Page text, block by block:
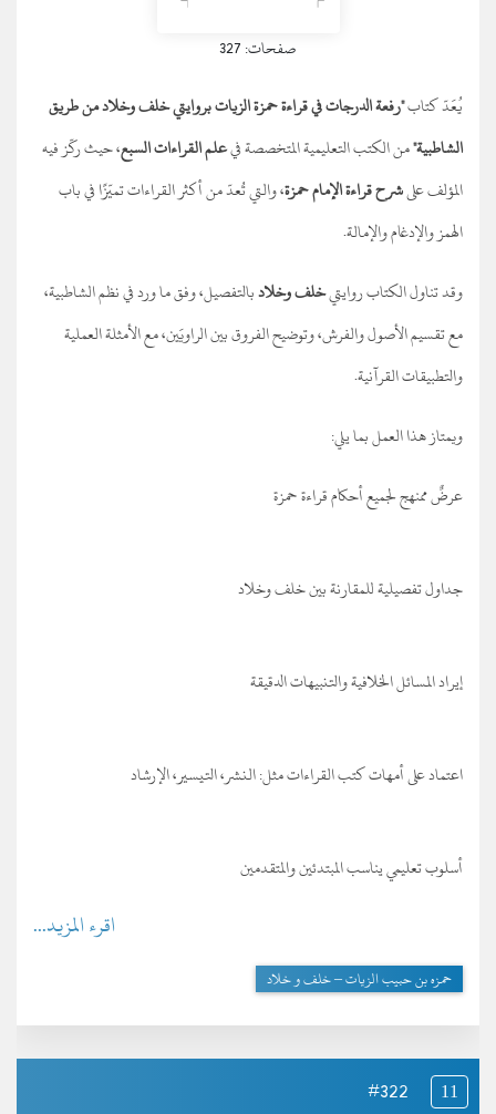
صفحات: 327
يُعَدّ كتاب"رفعة الدرجات في قراءة حمزة الزيات بروايتي خلف وخلاد من طريق
الشاطبية"من الكتب التعليمية المتخصصة فيعلم القراءات السبع، حيث ركّز فيه
المؤلف علىشرح قراءة الإمام حمزة، والتي تُعدّ من أكثر القراءات تميّزًا في باب
الهمز والإدغام والإمالة.
وقد تناول الكتاب روايتيخلف وخلادبالتفصيل، وفق ما ورد في نظم الشاطبية،
مع تقسيم الأصول والفرش، وتوضيح الفروق بين الراويَين، مع الأمثلة العملية
والتطبيقات القرآنية.
ويمتاز هذا العمل بما يلي:
عرضٌ ممنهج لجميع أحكام قراءة حمزة
جداول تفصيلية للمقارنة بين خلف وخلاد
إيراد المسائل الخلافية والتنبيهات الدقيقة
اعتماد على أمهات كتب القراءات مثل: النشر، التيسير، الإرشاد
أسلوب تعليمي يناسب المبتدئين والمتقدمين
اقرء المزيد...
حمزه بن حبيب الزيات – خلف و خلاد
11
#322